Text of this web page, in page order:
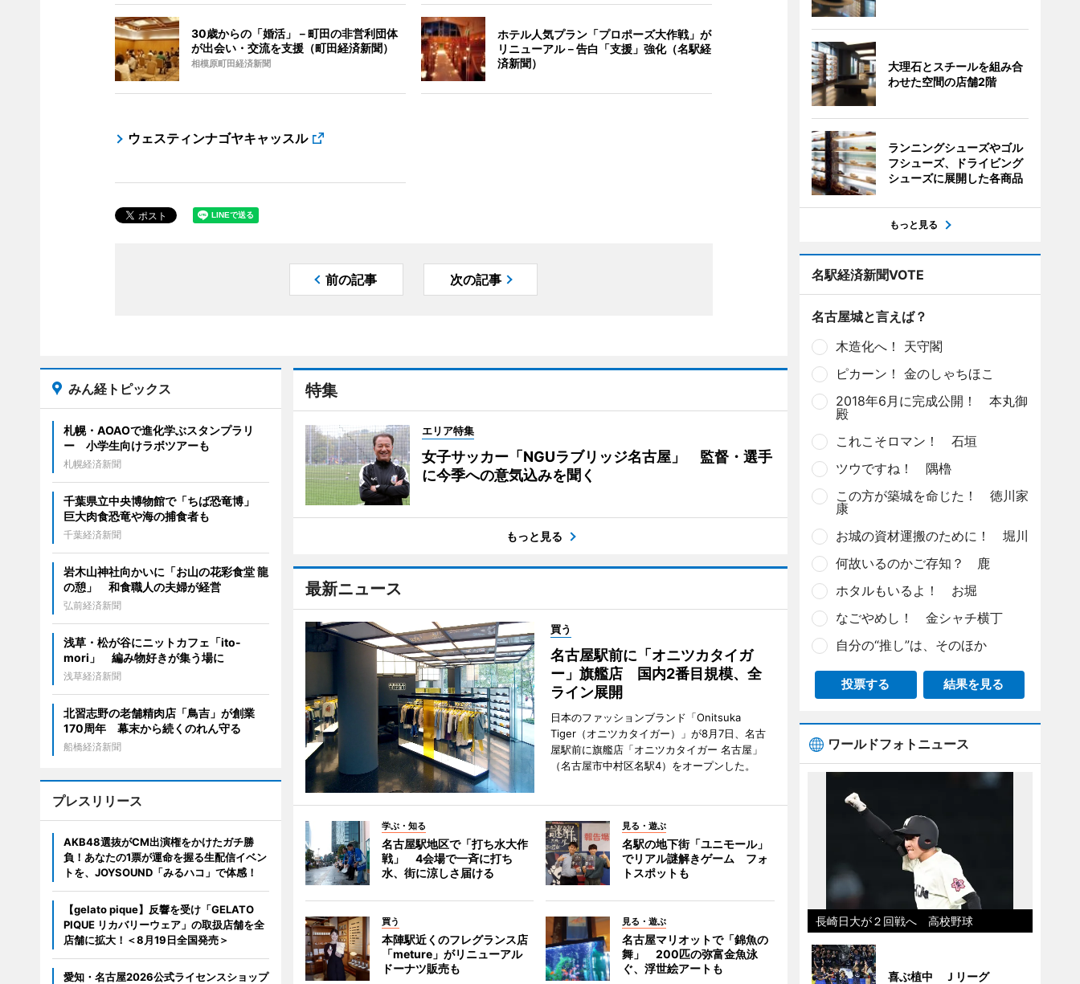
30歳からの「婚活」－町田の非営利団体
が出会い・交流を支援（町田経済新聞）
相模原町田経済新聞
ホテル人気プラン「プロポーズ大作戦」が
リニューアル－告白「支援」強化（名駅経
済新聞）
ウェスティンナゴヤキャッスル
前の記事 次の記事
特集
エリア特集
女子サッカー「NGUラブリッジ名古屋」 監督・選手
に今季への意気込みを聞く
もっと見る
最新ニュース
買う
名古屋駅前に「オニツカタイガ
ー」旗艦店 国内2番目規模、全
ライン展開
日本のファッションブランド「Onitsuka
Tiger（オニツカタイガー）」が8月7日、名古
屋駅前に旗艦店「オニツカタイガー 名古屋」
（名古屋市中村区名駅4）をオープンした。
学ぶ・知る
名古屋駅地区で「打ち水大作
戦」 4会場で一斉に打ち
水、街に涼しさ届ける
見る・遊ぶ
名駅の地下街「ユニモール」
でリアル謎解きゲーム フォ
トスポットも
買う
本陣駅近くのフレグランス店
「meture」がリニューアル
ドーナツ販売も
見る・遊ぶ
名古屋マリオットで「錦魚の
舞」 200匹の弥富金魚泳
ぐ、浮世絵アートも
みん経トピックス
札幌・AOAOで進化学ぶスタンプラリ
ー 小学生向けラボツアーも
札幌経済新聞
千葉県立中央博物館で「ちば恐竜博」
巨大肉食恐竜や海の捕食者も
千葉経済新聞
岩木山神社向かいに「お山の花彩食堂 龍
の憩」 和食職人の夫婦が経営
弘前経済新聞
浅草・松が谷にニットカフェ「ito-
mori」 編み物好きが集う場に
浅草経済新聞
北習志野の老舗精肉店「鳥吉」が創業
170周年 幕末から続くのれん守る
船橋経済新聞
プレスリリース
AKB48選抜がCM出演権をかけたガチ勝
負！あなたの1票が運命を握る生配信イベン
トを、JOYSOUND「みるハコ」で体感！
【gelato pique】反響を受け「GELATO
PIQUE リカバリーウェア」の取扱店舗を全
店舗に拡大！＜8月19日全国発売＞
愛知・名古屋2026公式ライセンスショップ
大理石とスチールを組み合
わせた空間の店舗2階
ランニングシューズやゴル
フシューズ、ドライビング
シューズに展開した各商品
もっと見る
名駅経済新聞VOTE
名古屋城と言えば？
木造化へ！ 天守閣
ピカーン！ 金のしゃちほこ
2018年6月に完成公開！ 本丸御
殿
これこそロマン！ 石垣
ツウですね！ 隅櫓
この方が築城を命じた！ 徳川家
康
お城の資材運搬のために！ 堀川
何故いるのかご存知？ 鹿
ホタルもいるよ！ お堀
なごやめし！ 金シャチ横丁
自分の“推し”は、そのほか
投票する 結果を見る
ワールドフォトニュース
長崎日大が２回戦へ 高校野球
喜ぶ植中 Ｊリーグ